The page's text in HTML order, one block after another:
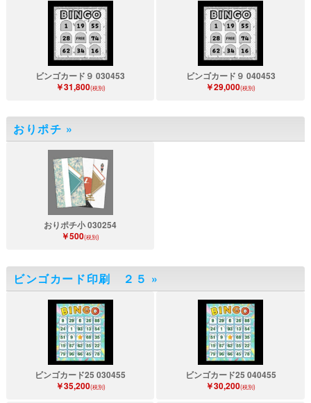
ビンゴカード９ 030453
￥31,800(税別)
ビンゴカード９ 040453
￥29,000(税別)
おりポチ »
おりポチ小 030254
￥500(税別)
ビンゴカード印刷 ２５ »
ビンゴカード25 030455
￥35,200(税別)
ビンゴカード25 040455
￥30,200(税別)